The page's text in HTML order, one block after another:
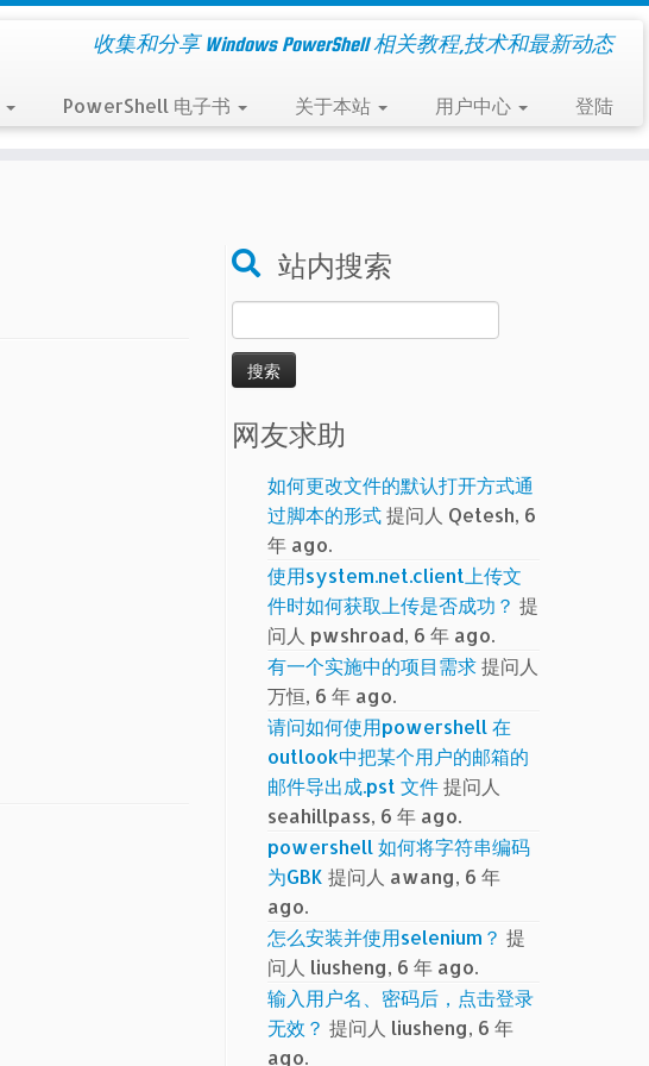
收集和分享 Windows PowerShell 相关教程,技术和最新动态
PowerShell 电子书 关于本站 用户中心 登陆
站内搜索
索：
网友求助
如何更改文件的默认打开方式通
过脚本的形式提问人 Qetesh, 6
年 ago.
使用system.net.client上传文
件时如何获取上传是否成功？ 提
问人 pwshroad, 6 年 ago.
有一个实施中的项目需求提问人
万恒, 6 年 ago.
请问如何使用powershell 在
outlook中把某个用户的邮箱的
邮件导出成.pst 文件提问人
seahillpass, 6 年 ago.
powershell 如何将字符串编码
为GBK 提问人 awang, 6 年
ago.
怎么安装并使用selenium？ 提
问人 liusheng, 6 年 ago.
输入用户名、密码后，点击登录
无效？ 提问人 liusheng, 6 年
ago.